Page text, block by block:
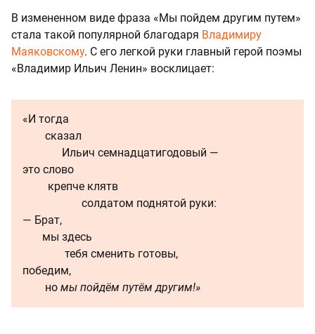
В измененном виде фраза «Мы пойдем другим путем»
стала такой популярной благодаря Владимиру
Маяковскому. С его легкой руки главный герой поэмы
«Владимир Ильич Ленин» восклицает:
«И тогда
сказал
Ильич семнадцатигодовый —
это слово
крепче клятв
солдатом поднятой руки:
— Брат,
мы здесь
тебя сменить готовы,
победим,
но мы пойдём путём другим!»